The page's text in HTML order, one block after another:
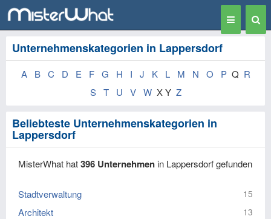
Toggle
navigation
Unternehmenskategorien in Lappersdorf
A B C D E F G H I J K L M N O P Q R
S T U V W X Y Z
Beliebteste Unternehmenskategorien in
Lappersdorf
MisterWhat hat396 Unternehmen in Lappersdorf gefunden
Stadtverwaltung 15
Architekt 13